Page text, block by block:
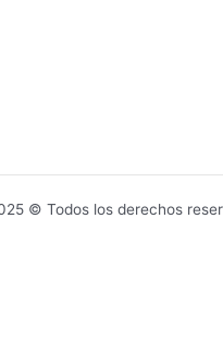
© Todos los derechos